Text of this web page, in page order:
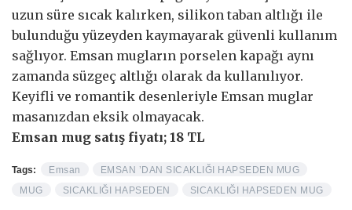
uzun süre sıcak kalırken, silikon taban altlığı ile
bulunduğu yüzeyden kaymayarak güvenli kullanım
sağlıyor. Emsan mugların porselen kapağı aynı
zamanda süzgeç altlığı olarak da kullanılıyor.
Keyifli ve romantik desenleriyle Emsan muglar
masanızdan eksik olmayacak.
Emsan mug satış fiyatı; 18 TL
Tags: Emsan
EMSAN ’DAN SICAKLIĞI HAPSEDEN MUG
MUG
SICAKLIĞI HAPSEDEN SICAKLIĞI HAPSEDEN MUG